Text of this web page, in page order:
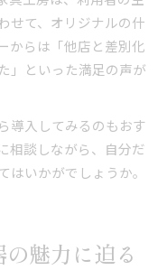
せて、オリジナルの什
からは「他店と差別化
」といった満足の声が
導入してみるのもおす
相談しながら、自分だ
いかがでしょうか。
魅力に迫る